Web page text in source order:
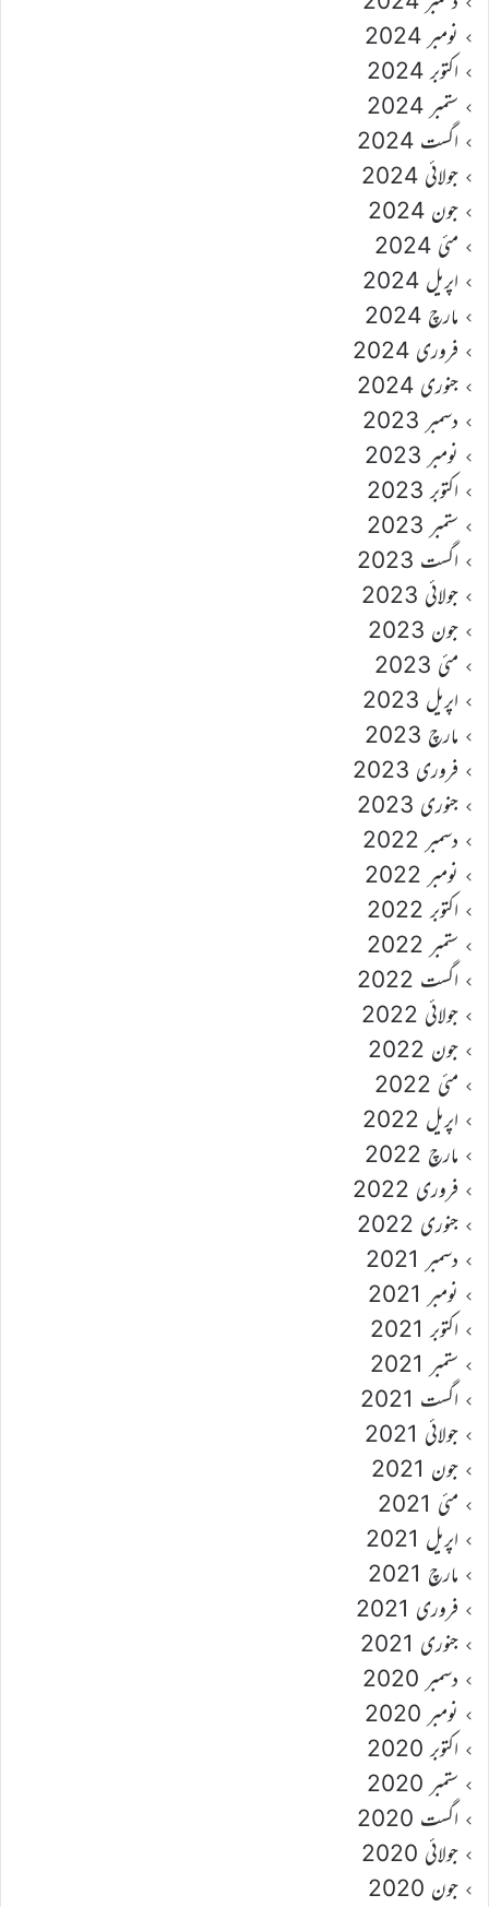
نومبر 2024
اکتوبر 2024
ستمبر 2024
اگست 2024
جولائی 2024
جون 2024
مئی 2024
اپریل 2024
مارچ 2024
فروری 2024
جنوری 2024
دسمبر 2023
نومبر 2023
اکتوبر 2023
ستمبر 2023
اگست 2023
جولائی 2023
جون 2023
مئی 2023
اپریل 2023
مارچ 2023
فروری 2023
جنوری 2023
دسمبر 2022
نومبر 2022
اکتوبر 2022
ستمبر 2022
اگست 2022
جولائی 2022
جون 2022
مئی 2022
اپریل 2022
مارچ 2022
فروری 2022
جنوری 2022
دسمبر 2021
نومبر 2021
اکتوبر 2021
ستمبر 2021
اگست 2021
جولائی 2021
جون 2021
مئی 2021
اپریل 2021
مارچ 2021
فروری 2021
جنوری 2021
دسمبر 2020
نومبر 2020
اکتوبر 2020
ستمبر 2020
اگست 2020
جولائی 2020
جون 2020